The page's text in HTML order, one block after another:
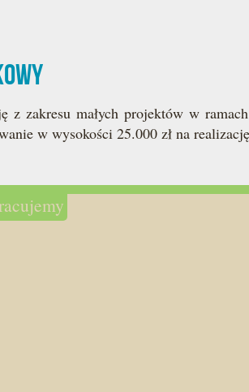
zakresu małych projektów w
w wysokości 25.000 zł na